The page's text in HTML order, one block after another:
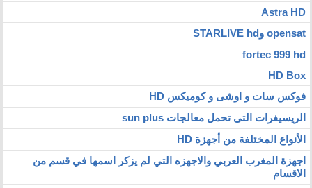
Astra HD
opensat وSTARLIVE hd
fortec 999 hd
HD Box
فوكس سات و اوشى و كوميكس HD
الريسيفرات التى تحمل معالجات sun plus
الأنواع المختلفة من أجهزة HD
اجهزة المغرب العربي والاجهزه التي لم يزكر اسمها في قسم من
الاقسام